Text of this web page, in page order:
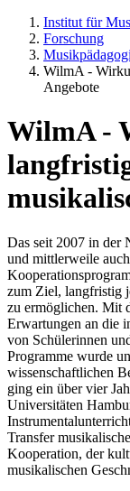
Institut für
Forschung
WilmA -
Angebote
WilmA -
Das seit 2007 in der
und mittlerweile
zum Ziel, langfristig
zu ermöglichen. Mit
Erwartungen an die
von Schülerinnen
Programme wurde
wissenschaftlichen
ging ein über vier
Universitäten
Transfer
Kooperation, der
musikalischen